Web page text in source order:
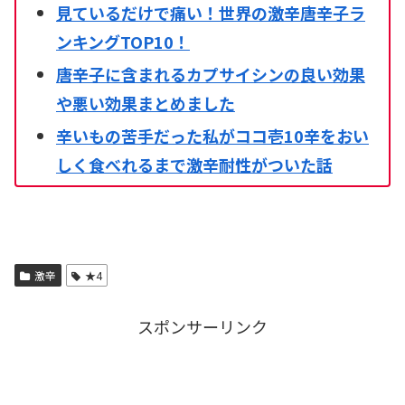
見ているだけで痛い！世界の激辛唐辛子ラ
ンキングTOP10！
唐辛子に含まれるカプサイシンの良い効果
や悪い効果まとめました
辛いもの苦手だった私がココ壱10辛をおい
しく食べれるまで激辛耐性がついた話
激辛 ★4
スポンサーリンク